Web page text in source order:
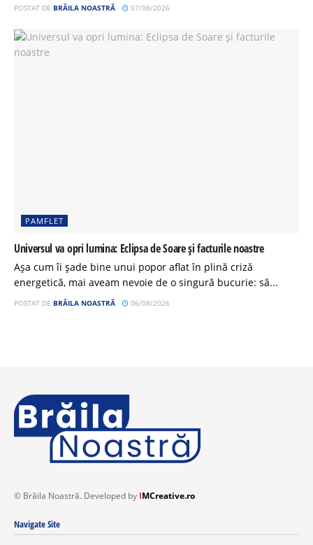
POSTAT DE BRĂILA NOASTRĂ 07/08/2026
PAMFLET
Universul va opri lumina: Eclipsa de Soare și facturile noastre
Așa cum îi șade bine unui popor aflat în plină criză
energetică, mai aveam nevoie de o singură bucurie: să...
POSTAT DE BRĂILA NOASTRĂ 06/08/2026
© Brăila Noastră. Developed by IMCreative.ro
Navigate Site